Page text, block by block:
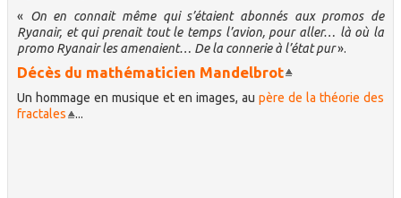
« On en connait même qui s’étaient abonnés aux promos de
Ryanair, et qui prenait tout le temps l’avion, pour aller… là où la
promo Ryanair les amenaient… De la connerie à l’état pur».
Décès du mathématicien Mandelbrot
Un hommage en musique et en images, au père de la théorie des
fractales
...